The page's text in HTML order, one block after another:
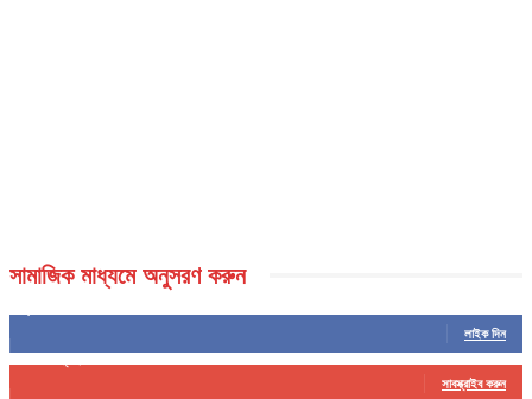
সামাজিক মাধ্যমে অনুসরণ করুন
লাইক দিন
সাবস্ক্রাইব করুন